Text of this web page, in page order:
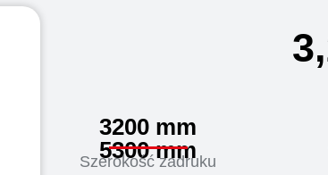
3200 mm
5300 mm
Szerokość zadruku